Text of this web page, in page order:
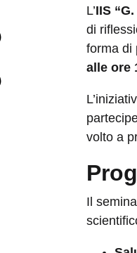
L’IIS
di
forma di
alle ore
volto a
​Il